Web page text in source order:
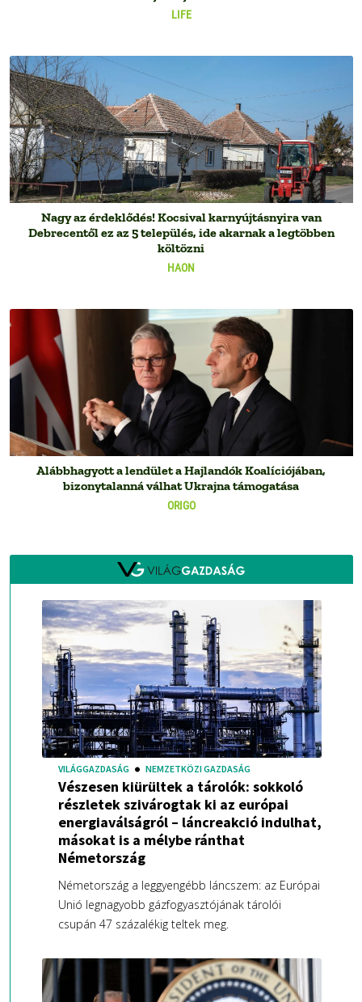
LIFE
HAON
Nagy az érdeklődés! Kocsival karnyújtásnyira van
Debrecentől ez az 5 település, ide akarnak a legtöbben
költözni
ORIGO
Alábbhagyott a lendület a Hajlandók Koalíciójában,
bizonytalanná válhat Ukrajna támogatása
VILÁGGAZDASÁG NEMZETKÖZI GAZDASÁG
Vészesen kiürültek a tárolók: sokkoló
részletek szivárogtak ki az európai
energiaválságról – láncreakció indulhat,
másokat is a mélybe ránthat
Németország
Németország a leggyengébb láncszem: az Európai
Unió legnagyobb gázfogyasztójának tárolói
csupán 47 százalékig teltek meg.